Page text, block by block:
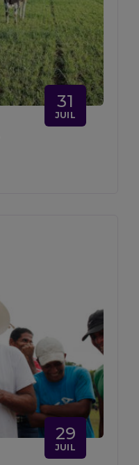
31
JUIL
29
JUIL